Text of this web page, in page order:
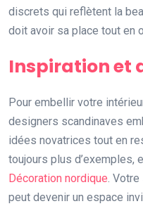
discrets qui reflètent la
doit avoir sa place tout en
Inspiration et
Pour embellir votre
designers scandinaves
idées novatrices tout en
toujours plus d’exemples,
Décoration nordique. Votre
peut devenir un espace